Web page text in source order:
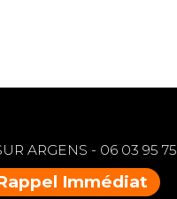
ARGENS - 06 03 95
Immédiat